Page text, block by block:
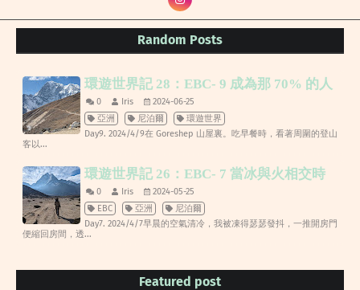
Random Posts
環遊世界記 28：EBC- 9 成為那 70% 的人
0 Iris
2024-06-25
亞洲
尼泊爾
環遊世界
Day9. 2024/4/9在 Goreshep 山屋裏。吃早餐時，看著周圍的登山
客以...
環遊世界記 26：EBC- 7 當冰與火相交時
0 Iris
2024-05-25
EBC
亞洲
尼泊爾
Day7. 2024/4/7早晨的空氣清冷，我被凍得瑟瑟發抖，一推開房門
便縮回房間，透...
Featured post